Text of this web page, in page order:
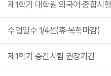
제1학기 대학원 외국어·종합시
수업일수 1/4선(휴·복학마감)
제1학기 중간시험 권장기간